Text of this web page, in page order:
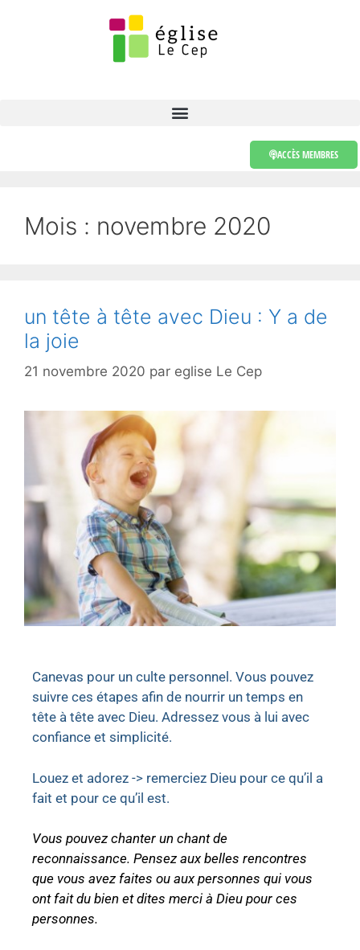
ACCÈS MEMBRES
Mois : novembre 2020
un tête à tête avec Dieu : Y a de
la joie
21 novembre 2020 par eglise Le Cep
Canevas pour un culte personnel. Vous pouvez
suivre ces étapes afin de nourrir un temps en
tête à tête avec Dieu. Adressez vous à lui avec
confiance et simplicité.
Louez et adorez -> remerciez Dieu pour ce qu’il a
fait et pour ce qu’il est.
Vous pouvez chanter un chant de
reconnaissance. Pensez aux belles rencontres
que vous avez faites ou aux personnes qui vous
ont fait du bien et dites merci à Dieu pour ces
personnes.